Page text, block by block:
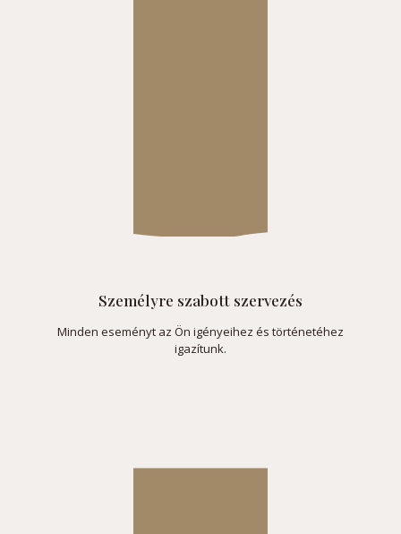
Személyre szabott szervezés
Minden eseményt az Ön igényeihez és történetéhez
igazítunk.